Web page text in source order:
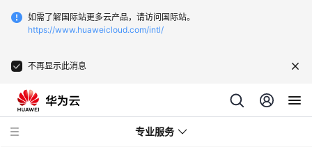
如需了解国际站更多云产品，请访问国际站。
https://www.huaweicloud.com/intl/
不再显示此消息
专业服务